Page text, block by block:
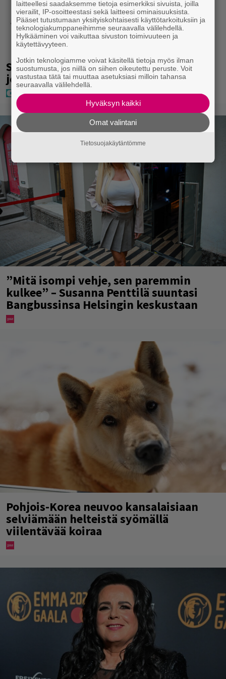
Seiska: Laulaja Frederik lyttäsi Eput –
johan oli taas kielen käyttöä
”Mitä isompi vehje, sen paremmin
kulkee” – Susanna Penttilä suuntasi
Bangbussinsa Helsingin keskustaan
Pohjois-Korea neuvoo kansalaisiaan
selviämään helteistä syömällä
viilentävää koiraa
laitteellesi saadaksemme tietoja esimerkiksi sivuista, joilla
vierailit, IP-osoitteestasi sekä laitteesi ominaisuuksista.
Pääset tutustumaan yksityiskohtaisesti käyttötarkoituksiin ja
teknologiakumppaneihimme seuraavalla välilehdellä.
Hylkääminen voi vaikuttaa sivuston toimivuuteen ja
käytettävyyteen.
Jotkin teknologiamme voivat käsitellä tietoja myös ilman
suostumusta, jos niillä on siihen oikeutettu peruste. Voit
vastustaa tätä tai muuttaa asetuksiasi milloin tahansa
seuraavalla välilehdellä.
Hyväksyn kaikki
Omat valintani
Tietosuojakäytäntömme